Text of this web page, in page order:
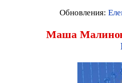
Обновления:
Маша